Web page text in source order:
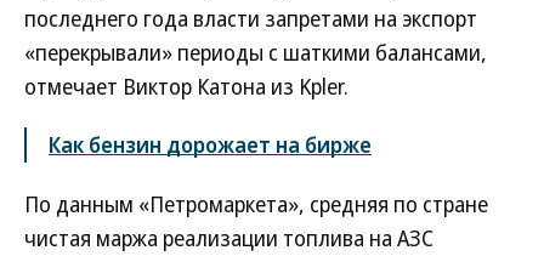
последнего года власти запретами на экспорт
«перекрывали» периоды с шаткими балансами,
отмечает Виктор Катона из Kpler.
Как бензин дорожает на бирже
По данным «Петромаркета», средняя по стране
чистая маржа реализации топлива на АЗС